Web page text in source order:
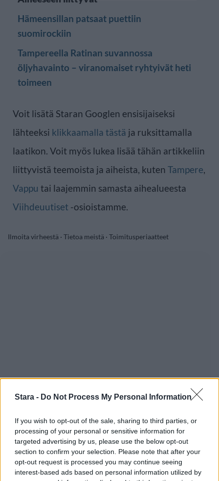
Stara - Do Not Process My Personal Information
If you wish to opt-out of the sale, sharing to third parties, or
processing of your personal or sensitive information for
targeted advertising by us, please use the below opt-out
section to confirm your selection. Please note that after your
opt-out request is processed you may continue seeing
interest-based ads based on personal information utilized by
Hämeensillan patsaat puettiin
suomirockiin
Tampereella Ratinan suvannossa
öljyhavainto – viranomaiset ryhtyivät heti
toimeen
Voit lisätä Staran Googlen ensisijaiseksi
lähteeksi klikkaamalla tästä ja ruksittamalla
laatikon. Voit myös lukea lisää tähän artikkeliin
liittyvistä teemoista ja aiheista, kuten Tampere,
Vappu tai laajemmin samasta aihealueesta
Viihdeuutiset -osioistamme.
Ilmoita virheestä · Tietoa meistä · Toimitusperiaatteet